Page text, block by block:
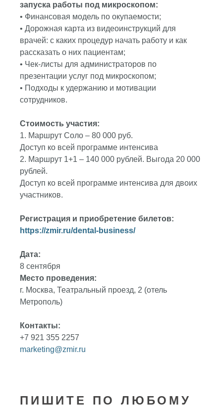
запуска работы под микроскопом:
• Финансовая модель по окупаемости;
• Дорожная карта из видеоинструкций для
врачей: с каких процедур начать работу и как
рассказать о них пациентам;
• Чек-листы для администраторов по
презентации услуг под микроскопом;
• Подходы к удержанию и мотивации
сотрудников.
Стоимость участия:
1. Маршрут Соло – 80 000 руб.
Доступ ко всей программе интенсива
2. Маршрут 1+1 – 140 000 рублей. Выгода 20 000
рублей.
Доступ ко всей программе интенсива для двоих
участников.
Регистрация и приобретение билетов:
https://zmir.ru/dental-business/
Дата:
8 сентября
Место проведения:
г. Москва, Театральный проезд, 2 (отель
Метрополь)
Контакты:
+7 921 355 2257
marketing@zmir.ru
ПИШИТЕ ПО ЛЮБОМУ